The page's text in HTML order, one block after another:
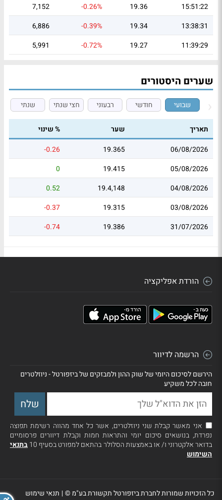
15:51:22
19.36
-0.26%
7,152
13:38:31
19.34
-0.39%
6,886
11:39:29
19.27
-0.72%
5,991
שערים היסטורים
שבועי חודשי רבעוני חצי שנתי שנתי
תאריך שער
% שינוי
06/08/2026
19.365
-0.26
05/08/2026
19.415
0
04/08/2026
19.4,148
0.52
03/08/2026
19.315
-0.37
31/07/2026
19.386
-0.74
הורדת אפליקציה
הרשמה לדיוור
הירשם לסיכום היומי של שוק ההון ולמבזקים של ביזפורטל - ניוזלטרים
חובה לכל משקיע
אני מאשר קבלת שני ניוזלטרים, אשר כל אחד מהווה רשימת תפוצה
נפרדת, בנושאים סיכום יומי והתראות חמות וקבלת דיוורים פרסומיים
בדואר אלקטרוני ו/ או באמצעות הסלולר בהתאם למפורט בסעיף 10
בתנאי
השימוש
כל הזכויות שמורות לחברת ביזפורטל תקשורת בע"מ ©| תנאי שימוש